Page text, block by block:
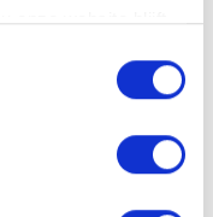
onze website blijft